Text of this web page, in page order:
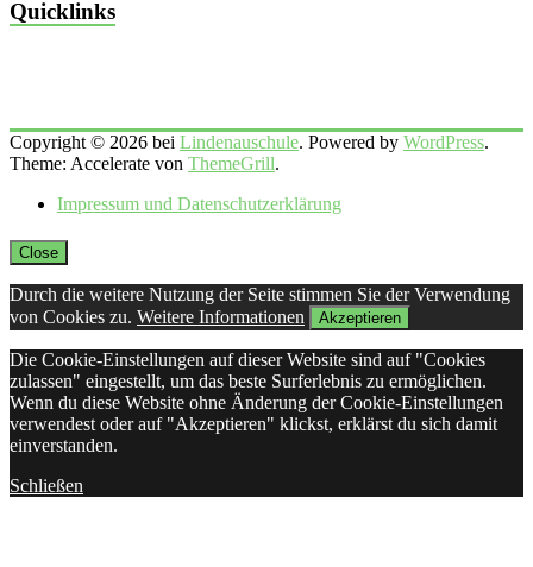
Quicklinks
Copyright © 2026 bei Lindenauschule. Powered by WordPress.
Theme: Accelerate von ThemeGrill.
Impressum und Datenschutzerklärung
Close
Durch die weitere Nutzung der Seite stimmen Sie der Verwendung
von Cookies zu. Weitere Informationen Akzeptieren
Die Cookie-Einstellungen auf dieser Website sind auf "Cookies
zulassen" eingestellt, um das beste Surferlebnis zu ermöglichen.
Wenn du diese Website ohne Änderung der Cookie-Einstellungen
verwendest oder auf "Akzeptieren" klickst, erklärst du sich damit
einverstanden.
Schließen